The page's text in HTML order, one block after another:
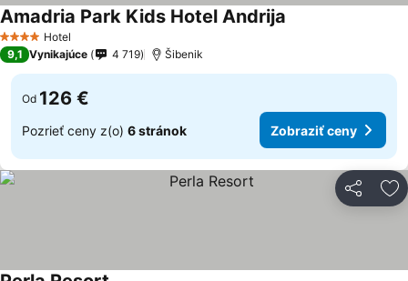
4 Počet hviezdičiek
Hotel
Amadria Park Kids Hotel Andrija
9,1 Vynikajúce 4 719 Šibenik
Od 126 €
Pozrieť ceny z(o) 6 stránok Zobraziť ceny
Zdieľať